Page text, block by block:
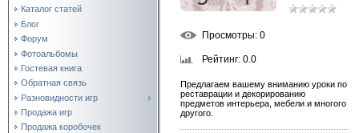
Каталог статей
Блог
Форум
Фотоальбомы
Гостевая книга
Обратная связь
Разновидности игр
Продажа игр
Продажа коробочек
Просмотры: 0
Рейтинг: 0.0
Предлагаем вашему вниманию уроки по
реставрации и декорированию
предметов интерьера, мебели и многого
другого.